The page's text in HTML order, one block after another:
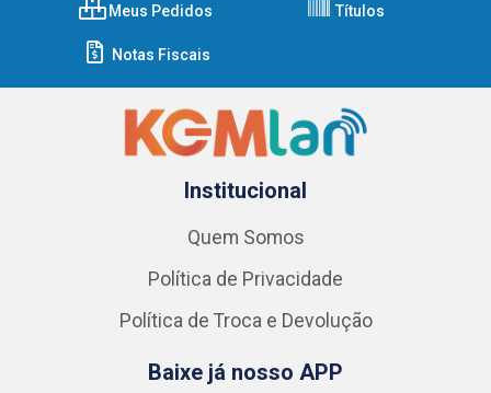
Meus Pedidos Títulos
Notas Fiscais
Institucional
Quem Somos
Política de Privacidade
Política de Troca e Devolução
Baixe já nosso APP